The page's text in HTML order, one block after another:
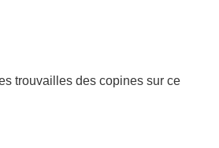
trouvailles des copines sur ce